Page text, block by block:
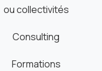
ou collectivités
Consulting
Formations